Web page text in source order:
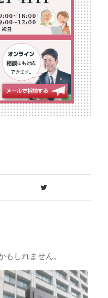
しれません。